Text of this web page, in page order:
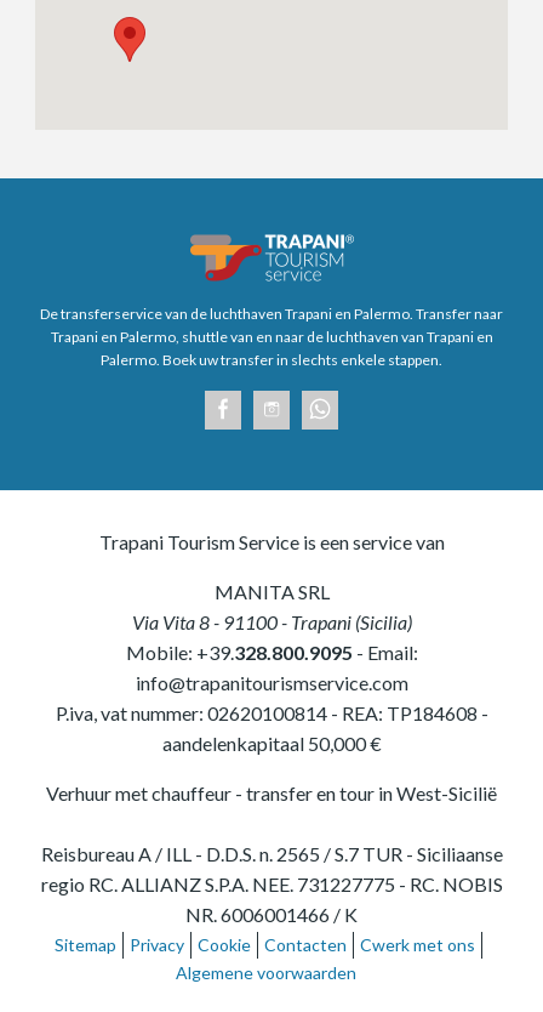
De transferservice van de luchthaven Trapani en Palermo. Transfer naar
Trapani en Palermo, shuttle van en naar de luchthaven van Trapani en
Palermo. Boek uw transfer in slechts enkele stappen.
Trapani Tourism Service is een service van
MANITA SRL
Via Vita 8- 91100- Trapani(Sicilia)
Mobile: +39.328.800.9095 - Email:
info@trapanitourismservice.com
P.iva, vat nummer: 02620100814- REA: TP184608 -
aandelenkapitaal 50,000 €
Verhuur met chauffeur - transfer en tour in West-Sicilië
Reisbureau A / ILL - D.D.S. n. 2565 / S.7 TUR - Siciliaanse
regio RC. ALLIANZ S.P.A. NEE. 731227775 - RC. NOBIS
NR. 6006001466 / K
Sitemap Privacy Cookie Contacten
Cwerk met ons
Algemene voorwaarden